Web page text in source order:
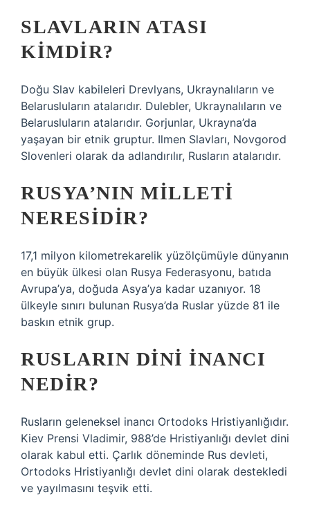
SLAVLARIN ATASI
KIMDIR?
Doğu Slav kabileleri Drevlyans, Ukraynalıların ve
Belarusluların atalarıdır. Dulebler, Ukraynalıların ve
Belarusluların atalarıdır. Gorjunlar, Ukrayna’da
yaşayan bir etnik gruptur. Ilmen Slavları, Novgorod
Slovenleri olarak da adlandırılır, Rusların atalarıdır.
RUSYA’NIN MILLETI
NERESIDIR?
17,1 milyon kilometrekarelik yüzölçümüyle dünyanın
en büyük ülkesi olan Rusya Federasyonu, batıda
Avrupa’ya, doğuda Asya’ya kadar uzanıyor. 18
ülkeyle sınırı bulunan Rusya’da Ruslar yüzde 81 ile
baskın etnik grup.
RUSLARIN DINI INANCI
NEDIR?
Rusların geleneksel inancı Ortodoks Hristiyanlığıdır.
Kiev Prensi Vladimir, 988’de Hristiyanlığı devlet dini
olarak kabul etti. Çarlık döneminde Rus devleti,
Ortodoks Hristiyanlığı devlet dini olarak destekledi
ve yayılmasını teşvik etti.